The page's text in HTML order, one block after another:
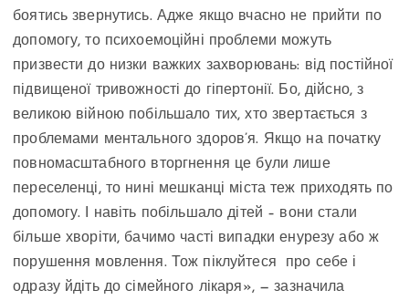
боятись звернутись. Адже якщо вчасно не прийти по
допомогу, то психоемоційні проблеми можуть
призвести до низки важких захворювань: від постійної
підвищеної тривожності до гіпертонії. Бо, дійсно, з
великою війною побільшало тих, хто звертається з
проблемами ментального здоров’я. Якщо на початку
повномасштабного вторгнення це були лише
переселенці, то нині мешканці міста теж приходять по
допомогу. І навіть побільшало дітей – вони стали
більше хворіти, бачимо часті випадки енурезу або ж
порушення мовлення. Тож піклуйтеся про себе і
одразу йдіть до сімейного лікаря», — зазначила